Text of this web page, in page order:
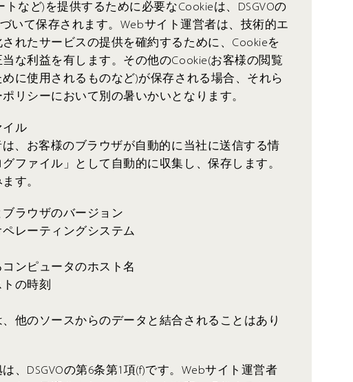
トなど)を提供するために必要なCookieは、DSGVOの
いて保存されます。Webサイト運営者は、技術的エ
れたサービスの提供を確約するために、Cookieを
な利益を有します。その他のCookie(お客様の閲覧
に使用されるものなど)が保存される場合、それら
リシーにおいて別の暑いかいとなります。
イル
、お客様のブラウザが自動的に当社に送信する情
ファイル」として自動的に収集し、保存します。
す。
ラウザのバージョン
レーティングシステム
ンピュータのホスト名
の時刻
他のソースからのデータと結合されることはあり
、DSGVOの第6条第1項(f)です。Webサイト運営者